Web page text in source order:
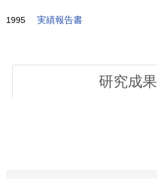
1995 実績報告書
研究成果